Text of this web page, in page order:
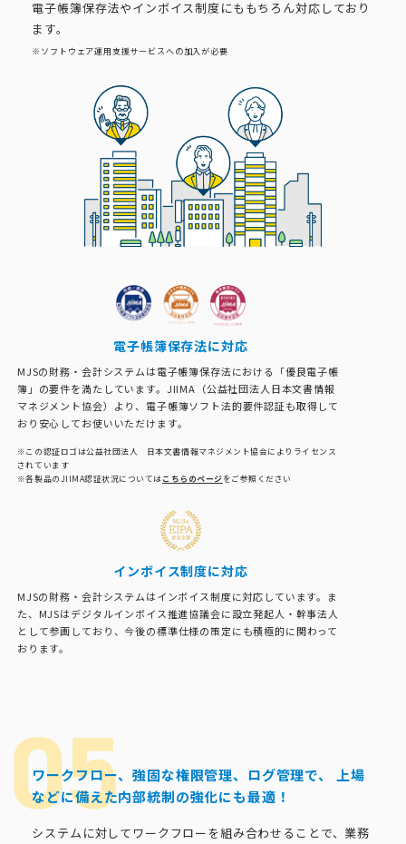
電子帳簿保存法やインボイス制度にももちろん対応しており
ます。
※ソフトウェア運用支援サービスへの加入が必要
電子帳簿保存法に対応
MJSの財務・会計システムは電子帳簿保存法における「優良電子帳
簿」の要件を満たしています。JIIMA（公益社団法人日本文書情報
マネジメント協会）より、電子帳簿ソフト法的要件認証も取得して
おり安心してお使いいただけます。
※この認証ロゴは公益社団法人 日本文書情報マネジメント協会によりライセンス
されています
※各製品のJIIMA認証状況についてはこちらのページをご参照ください
インボイス制度に対応
MJSの財務・会計システムはインボイス制度に対応しています。ま
た、MJSはデジタルインボイス推進協議会に設立発起人・幹事法人
として参画しており、今後の標準仕様の策定にも積極的に関わって
おります。
ワークフロー、強固な権限管理、ログ管理で、
上場
などに備えた内部統制の強化にも最適！
システムに対してワークフローを組み合わせることで、業務